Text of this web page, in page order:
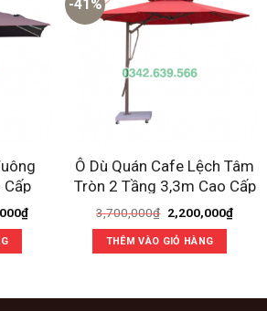
Cấp
₫Giá
hiện
-41%
Ô Dù Quán Cafe Lệch Tâm
Tròn 2 Tầng 3,3m Cao Cấp
3,700,000₫ Giá
gốc
là:
3,700,000₫.
2,200,000₫Giá
hiện
THÊM VÀO GIỎ HÀNG